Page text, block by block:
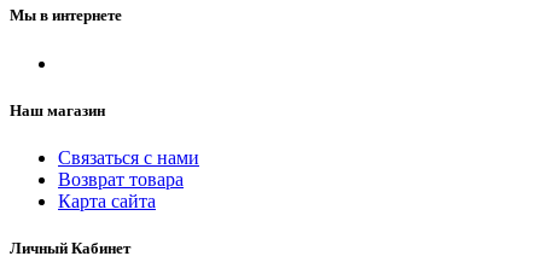
Мы в интернете
Наш магазин
Связаться с нами
Возврат товара
Карта сайта
Личный Кабинет